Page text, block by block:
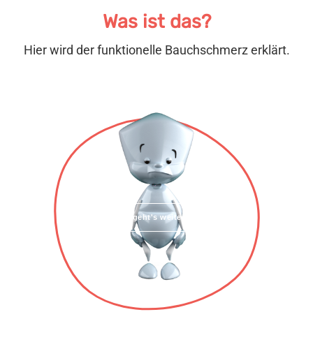
Was ist das?
Hier wird der funktionelle Bauchschmerz erklärt.
Hier geht's weiter